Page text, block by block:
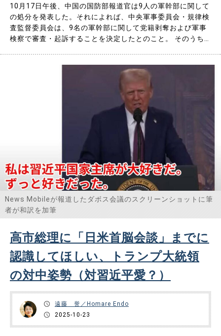
10月17日午後、中国の国防部報道官は9人の軍幹部に関して
の処分を発表した。それによれば、中央軍事委員会・規律検
査監督委員会は、9名の軍幹部に関して党籍剥奪および軍事
検察で審査・起訴することを決定したとのこと。 そのうち8
全体会議）で中央軍事委員会における処置と党籍を剥奪した
News Mobileが報道したダボス会議のスクリーンショットに筆
者が和訳を加筆
高市総理に「日米首脳会談」までに
認識してほしい、トランプ大統領
の対中姿勢（対習近平愛？）
遠藤 誉／Homare Endo
2025-10-23